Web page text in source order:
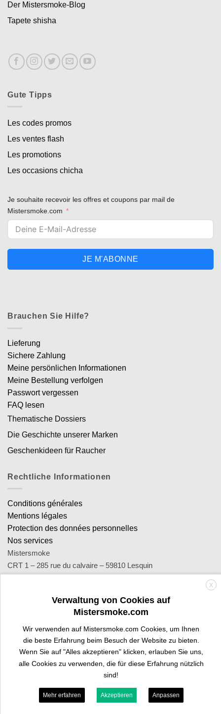
Der Mistersmoke-Blog
Tapete shisha
Gute Tipps
Les codes promos
Les ventes flash
Les promotions
Les occasions chicha
Je souhaite recevoir les offres et coupons par mail de
Mistersmoke.com
JE M'ABONNE
Brauchen Sie Hilfe?
Lieferung
Sichere Zahlung
Meine persönlichen Informationen
Meine Bestellung verfolgen
Passwort vergessen
FAQ lesen
Thematische Dossiers
Die Geschichte unserer Marken
Geschenkideen für Raucher
Rechtliche Informationen
Conditions générales
Mentions légales
Protection des données personnelles
Nos services
Mistersmoke
CRT 1 – 285 rue du calvaire – 59810 Lesquin
Contact : notre équipe d’experts est joignable par email
sav@mistersmoke.com ou par téléphone au 03 20 90 56 55 du
lundi au vendredi de 9h à 17h.
Credit
MasterCardApple
Pay
Bank
Visa
Visa
X
Verwaltung von Cookies auf
Mistersmoke.com
Wir verwenden auf Mistersmoke.com Cookies, um Ihnen
die beste Erfahrung beim Besuch der Website zu bieten.
Wenn Sie auf "Alles akzeptieren" klicken, erlauben Sie uns,
alle Cookies zu verwenden, die für diese Erfahrung nützlich
sind!
Mehr erfahren Akzeptieren Anpassen